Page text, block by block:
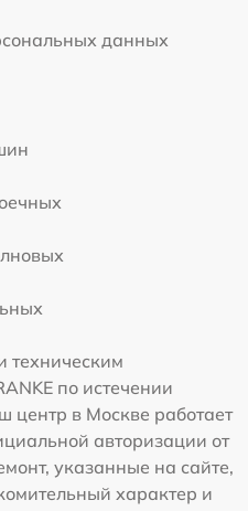
данных
техническим
по истечении
центр в Москве работает
авторизации от
указанные на сайте,
характер и